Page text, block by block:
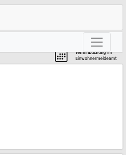
Terminbuchungim
Einwohnermeldeamt